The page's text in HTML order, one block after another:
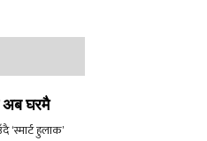
अब घरमै
‘स्मार्ट हुलाक’